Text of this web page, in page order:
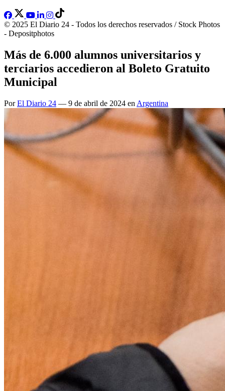
© 2025 El Diario 24 - Todos los derechos reservados / Stock Photos
- Depositphotos
Más de 6.000 alumnos universitarios y
terciarios accedieron al Boleto Gratuito
Municipal
PorEl Diario 24 — 9 de abril de 2024 en Argentina